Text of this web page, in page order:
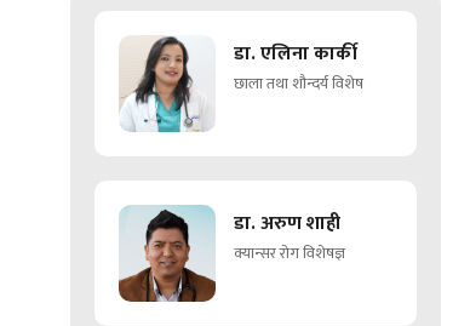
डा. एलिना कार्की
छाला तथा शौन्दर्य विशेष
डा. अरुण शाही
क्यान्सर रोग विशेषज्ञ